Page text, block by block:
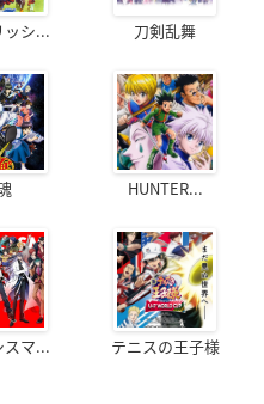
ッシ... 刀剣乱舞
HUNTER...
スマ... テニスの王子様